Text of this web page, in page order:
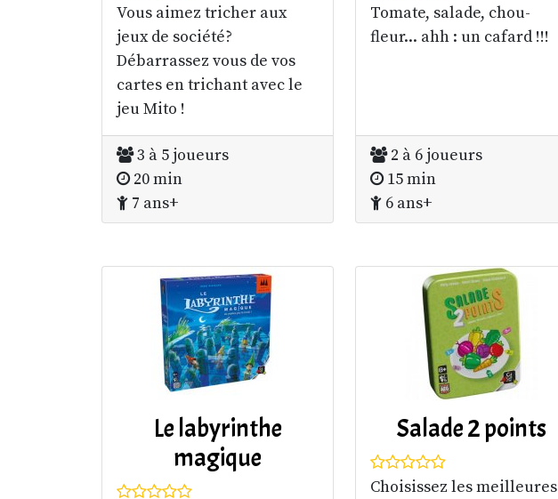
Vous aimez tricher aux
jeux de société?
Débarrassez vous de vos
cartes en trichant avec le
jeu Mito !
3 à 5 joueurs
20 min
7 ans+
Tomate, salade, chou-
fleur... ahh : un cafard !!!
2 à 6 joueurs
15 min
6 ans+
Le labyrinthe
magique
Salade 2 points
Choisissez les meilleures